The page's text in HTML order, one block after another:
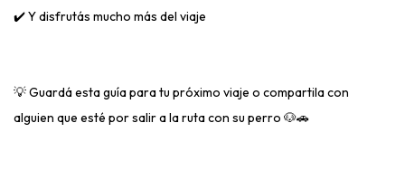
✔️ Y disfrutás mucho más del viaje
💡 Guardá esta guía para tu próximo viaje o compartila con
alguien que esté por salir a la ruta con su perro 🐶🚗